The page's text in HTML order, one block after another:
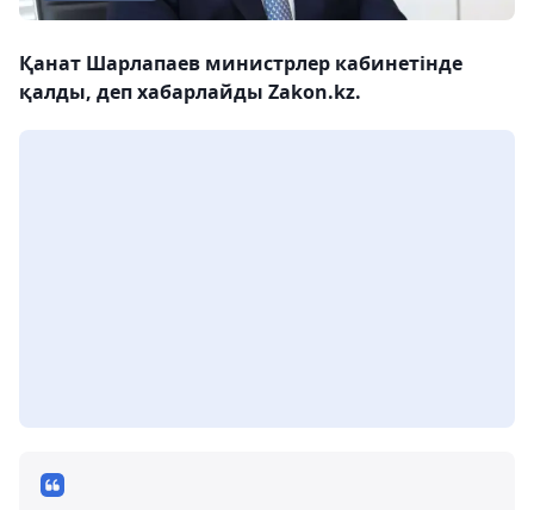
Қанат Шарлапаев министрлер кабинетінде
қалды, деп хабарлайды Zakon.kz.